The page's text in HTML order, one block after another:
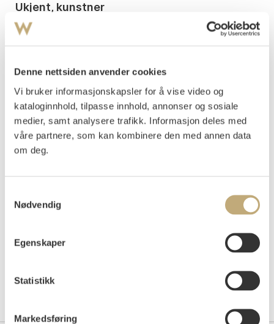
Denne nettsiden anvender cookies
Vi bruker informasjonskapsler for å vise video og
kataloginnhold, tilpasse innhold, annonser og sosiale
medier, samt analysere trafikk. Informasjon deles med
våre partnere, som kan kombinere den med annen data
om deg.
Nødvendig
Egenskaper
Statistikk
Markedsføring
Ukjent, kunstner
Seilskute og dampskib ved havn
Signert nede t.v.: A. Nordahl
Vurdering
NOK 15 000–20 000
Auksjonert